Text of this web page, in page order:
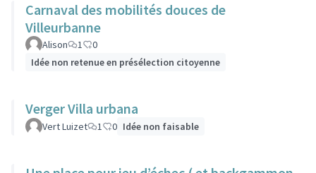
Carnaval des mobilités douces de
Villeurbanne
Alison 1
0
Idée non retenue en présélection citoyenne
Verger Villa urbana
Vert Luizet 1 0 Idée non faisable